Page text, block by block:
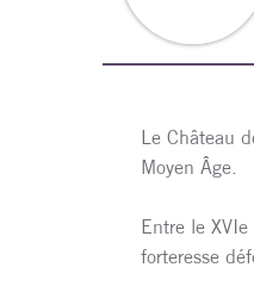
Le Château
Moyen Âge.
Entre le
forteresse